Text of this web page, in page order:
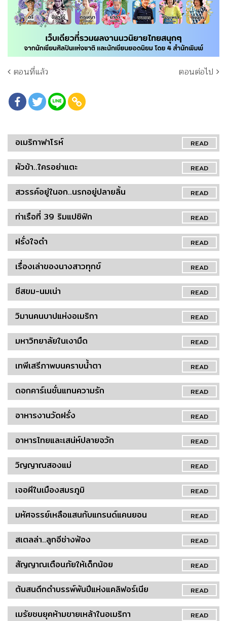
ตอนที่แล้ว ตอนต่อไป
READ
อเมริกาฟาโรห์
READ
ผัวข้า..ใครอย่าแตะ
READ
สวรรค์อยู่ในอก..นรกอยู่ปลายลิ้น
READ
ท่าเรือที่ 39 ริมแปซิฟิก
READ
ฝรั่งใจดำ
READ
เรื่องเล่าของนางสาวทุกข์
READ
ชีสขม-นมเน่า
READ
วิมานคนบาปแห่งอเมริกา
READ
มหาวิทยาลัยในเงามืด
READ
เทพีเสรีภาพบนคราบน้ำตา
READ
ดอกคาร์เนชั่นแทนความรัก
READ
อาหารงานวัดฝรั่ง
READ
อาหารไทยและเสน่ห์ปลายจวัก
READ
วิญญาณสองแม่
READ
เจอผีในเมืองสมรภูมิ
READ
มหัศจรรย์เหลือแสนกับแกรนด์แคนยอน
READ
สเตลล่า..ลูกอีช่างฟ้อง
READ
สัญญาณเตือนภัยให้เด็กน้อย
READ
ต้นสนดึกดำบรรพ์พันปีแห่งแคลิฟอร์เนีย
READ
เมรัยชนยุคห้ามขายเหล้าในอเมริกา